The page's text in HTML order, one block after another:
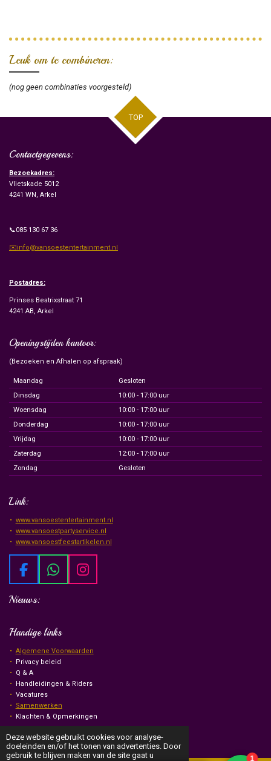
Deze website gebruikt cookies voor analyse-
doeleinden en/of het tonen van advertenties. Door
gebruik te blijven maken van de site gaat u
Leuk om te combineren:
(nog geen combinaties voorgesteld)
TOP
Contactgegevens:
Bezoekadres:
Vlietskade 5012
4241 WN, Arkel
📞085 130 67 36
✉️info@vansoestentertainment.nl
Postadres:
Prinses Beatrixstraat 71
4241 AB, Arkel
Openingstijden kantoor:
(Bezoeken en Afhalen op afspraak)
Maandag
Gesloten
Dinsdag
10:00 - 17:00 uur
Woensdag
10:00 - 17:00 uur
Donderdag
10:00 - 17:00 uur
Vrijdag
10:00 - 17:00 uur
Zaterdag
12:00 - 17:00 uur
Zondag
Gesloten
Link:
www.vansoestentertainment.nl
www.vansoestpartyservice.nl
www.vansoestfeestartikelen.nl
F
c
b
o
k
W
s
A
p
I
g
r
m
Nieuws:
Handige links
Algemene Voorwaarden
Privacy beleid
Q & A
Handleidingen & Riders
Vacatures
Samenwerken
Klachten & Opmerkingen
© Van Soest Events & Entertainment 2026